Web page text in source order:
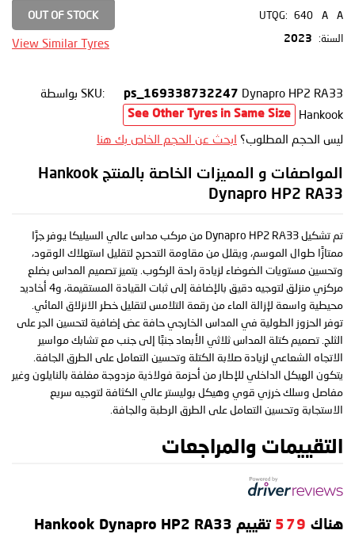
UTQG: 640 A
A
السنة:
2023
OUT OF STOCK
View Similar Tyres
SKU: ps_169338732247 Dynapro HP2 RA33
بواسطة
Hankook
See Other Tyres in Same Size
ليس الحجم المطلوب؟ ابحث عن الحجم الخاص بك هنا
المواصفات و المميزات الخاصة بالمنتج Hankook
Dynapro HP2 RA33
تم تشكيل Dynapro HP2 RA33 من مركب مداس عالي السيليكا يوفر جرًا
ممتازًا طوال الموسم، ويقلل من مقاومة التدحرج لتقليل استهلاك الوقود،
وتحسين مستويات الضوضاء لزيادة راحة الركوب. يتميز تصميم المداس بضلع
مركزي منزلق لتوجيه دقيق بالإضافة إلى ثبات القيادة المستقيمة، و4 أخاديد
محيطية واسعة لإزالة الماء من رقعة التلامس لتقليل خطر الانزلاق المائي.
توفر الحزوز الطولية في المداس الخارجي حافة عض إضافية لتحسين الجر على
الثلج. تصميم كتلة المداس ثلاثي الأبعاد جنبًا إلى جنب مع تشابك مواسير
الاتجاه الشعاعي لزيادة صلابة الكتلة وتحسين التعامل على الطرق الجافة.
يتكون الهيكل الداخلي للإطار من أحزمة فولاذية مزدوجة مغلفة بالنايلون وغير
مفاصل وسلك خرزي قوي وهيكل بوليستر عالي الكثافة لتوجيه سريع
الاستجابة وتحسين التعامل على الطرق الرطبة والجافة.
التقييمات والمراجعات
هناك 579 تقييم Hankook Dynapro HP2 RA33